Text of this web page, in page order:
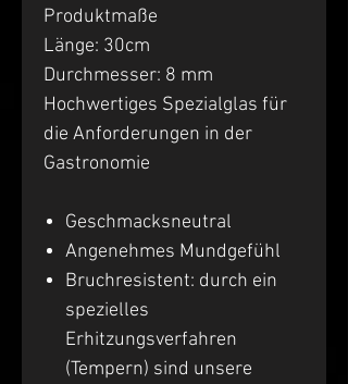
Produktmaße
Länge: 30cm
Durchmesser: 8 mm
Hochwertiges Spezialglas für
die Anforderungen in der
Gastronomie
Geschmacksneutral
Angenehmes Mundgefühl
Bruchresistent: durch ein
spezielles
Erhitzungsverfahren
(Tempern) sind unsere